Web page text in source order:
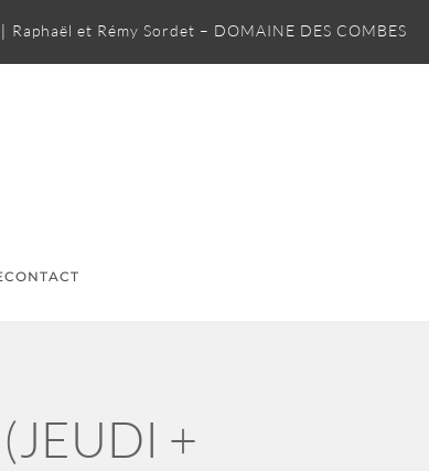
Raphaël et Rémy Sordet – DOMAINE DES COMBES
CONTACT
+